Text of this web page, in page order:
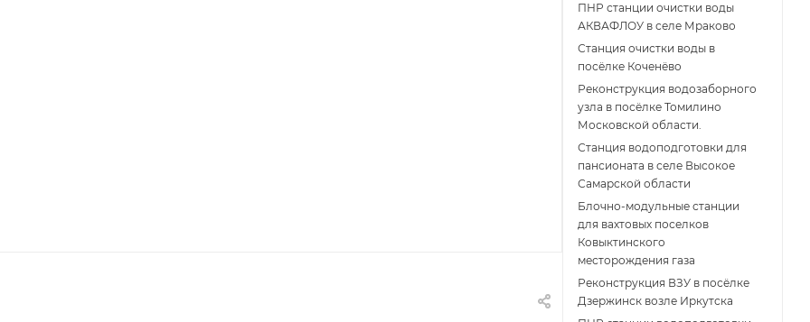
ПНР станции очистки воды
АКВАФЛОУ в селе Мраково
Станция очистки воды в
посёлке Коченёво
Реконструкция водозаборного
узла в посёлке Томилино
Московской области.
Станция водоподготовки для
пансионата в селе Высокое
Самарской области
Блочно-модульные станции
для вахтовых поселков
Ковыктинского
месторождения газа
Реконструкция ВЗУ в посёлке
Дзержинск возле Иркутска